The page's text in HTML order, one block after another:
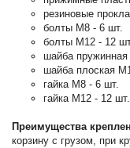
резиновые
болты М8 - 6 шт.
болты М12 - 12
шайба пружинная
шайба плоская
гайка М8 - 6 шт.
гайка М12 - 12 шт.
Преимущества
корзину с грузом, при